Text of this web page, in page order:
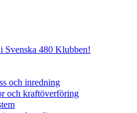
480 Klubben!
och inredning
och kraftöverföring